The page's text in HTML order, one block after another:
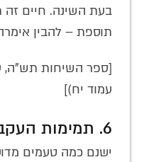
בעת השינה. חיים זה
תוספת – להבין
עמוד יח)]
6. תמימות העקב מם האמצעיים
ישנם כמה טעמים